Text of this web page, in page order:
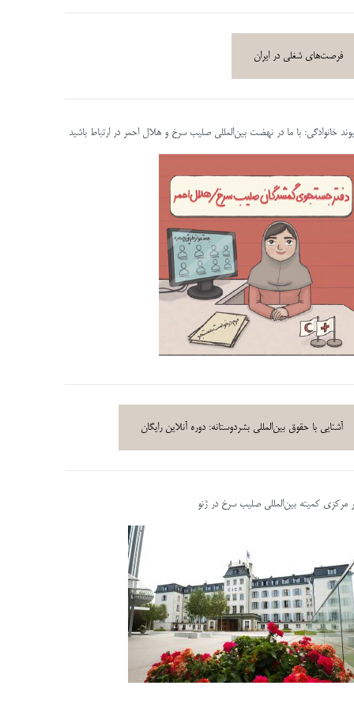
فرصت‌های شغلی در ایران
خانوادگی: با ما در نهضت بین‌المللی صلیب سرخ و هلال احمر در ارتباط باشید
آشنایی با حقوق بین‌المللی بشردوستانه: دوره آنلاین رایگان
مرکزی کمیته بین‌المللی صلیب سرخ در ژنو